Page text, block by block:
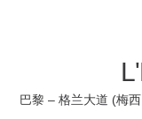
巴黎 – 格兰大道 (梅